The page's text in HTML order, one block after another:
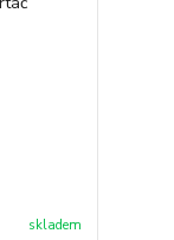
skladem